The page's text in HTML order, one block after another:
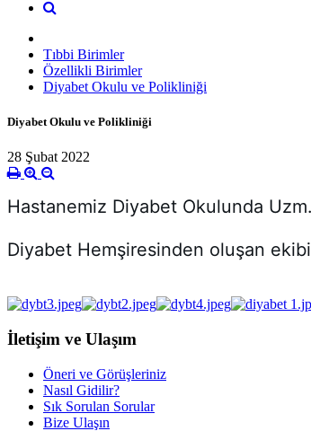
Tıbbi Birimler
Özellikli Birimler
Diyabet Okulu ve Polikliniği
Diyabet Okulu ve Polikliniği
28 Şubat 2022
Hastanemiz Diyabet Okulunda
Diyabet Hemşiresinden oluşan
İletişim ve Ulaşım
Öneri ve Görüşleriniz
Nasıl Gidilir?
Sık Sorulan Sorular
Bize Ulaşın